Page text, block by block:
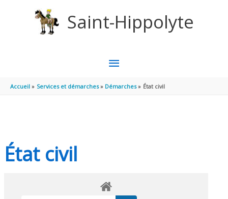
Saint-Hippolyte
MENU
PRINCIPAL
Accueil Services et démarches Démarches État civil
État civil